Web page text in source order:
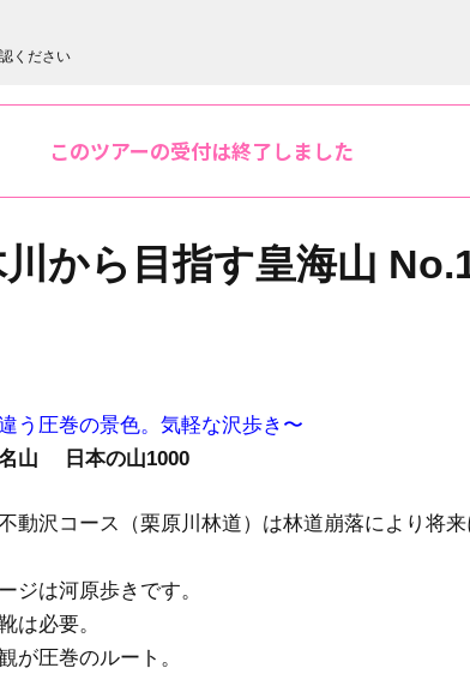
ください
このツアーの受付は終了しました
から目指す皇海山
う圧巻の景色。気軽な沢歩き〜
山 日本の山1000
動沢コース（栗原川林道）は林道崩落により将
ジは河原歩きです。
は必要。
が圧巻のルート。